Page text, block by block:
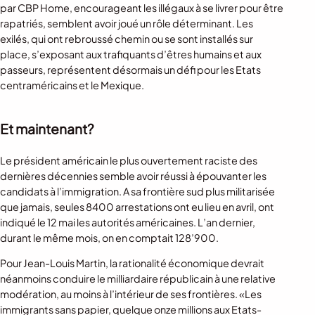
par CBP Home, encourageant les illégaux à se livrer pour être
rapatriés, semblent avoir joué un rôle déterminant. Les
exilés, qui ont rebroussé chemin ou se sont installés sur
place, s’exposant aux trafiquants d’êtres humains et aux
passeurs, représentent désormais un défi pour les Etats
centraméricains et le Mexique.
Et maintenant?
Le président américain le plus ouvertement raciste des
dernières décennies semble avoir réussi à épouvanter les
candidats à l’immigration. A sa frontière sud plus militarisée
que jamais, seules 8400 arrestations ont eu lieu en avril, ont
indiqué le 12 mai les autorités américaines. L’an dernier,
durant le même mois, on en comptait 128’900.
Pour Jean-Louis Martin, la rationalité économique devrait
néanmoins conduire le milliardaire républicain à une relative
modération, au moins à l’intérieur de ses frontières. «Les
immigrants sans papier, quelque onze millions aux Etats-